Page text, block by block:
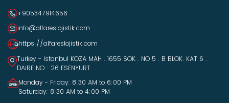
+905347914656
info@alfareslojistik.com
https://alfareslojistik.com
Turkey - Istanbul KOZA MAH . 1655 SOK . NO 5 . B BLOK. KAT 6 .
DAIRE NO : 26 ESENYURT
Monday - Friday: 8:30 AM to 6:00 PM
Saturday: 8:30 AM to 4:00 PM